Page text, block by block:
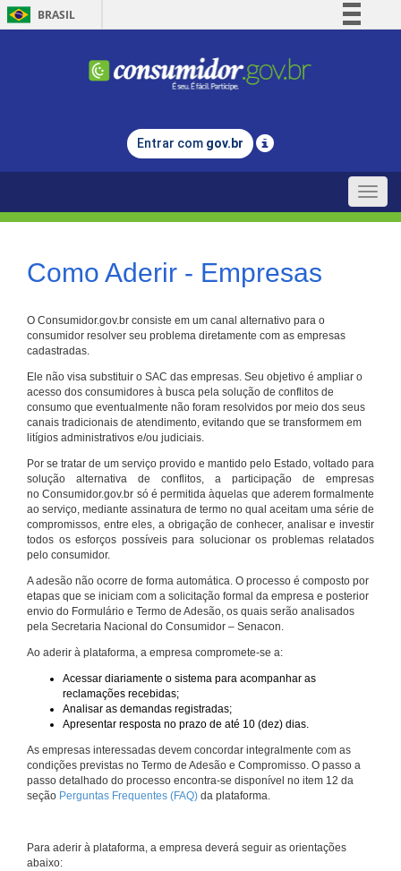
BRASIL
Comunica BR
Legislação
Entrar com gov.br
Toggle
Como Aderir - Empresas
O Consumidor.gov.br consiste em um canal alternativo para o
consumidor resolver seu problema diretamente com as empresas
cadastradas.
Ele não visa substituir o SAC das empresas. Seu objetivo é ampliar o
acesso dos consumidores à busca pela solução de conflitos de
consumo que eventualmente não foram resolvidos por meio dos seus
canais tradicionais de atendimento, evitando que se transformem em
litígios administrativos e/ou judiciais.
Por se tratar de um serviço provido e mantido pelo Estado, voltado para
solução alternativa de conflitos, a participação de empresas
no Consumidor.gov.br só é permitida àquelas que aderem formalmente
ao serviço, mediante assinatura de termo no qual aceitam uma série de
compromissos, entre eles, a obrigação de conhecer, analisar e investir
todos os esforços possíveis para solucionar os problemas relatados
pelo consumidor.
A adesão não ocorre de forma automática. O processo é composto por
etapas que se iniciam com a solicitação formal da empresa e posterior
envio do Formulário e Termo de Adesão, os quais serão analisados
pela Secretaria Nacional do Consumidor – Senacon.
Ao aderir à plataforma, a empresa compromete-se a:
Acessar diariamente o sistema para acompanhar as
reclamações recebidas;
Analisar as demandas registradas;
Apresentar resposta no prazo de até 10 (dez) dias.
As empresas interessadas devem concordar integralmente com as
condições previstas no Termo de Adesão e Compromisso. O passo a
passo detalhado do processo encontra-se disponível no item 12 da
seção Perguntas Frequentes (FAQ) da plataforma.
Para aderir à plataforma, a empresa deverá seguir as orientações
abaixo: